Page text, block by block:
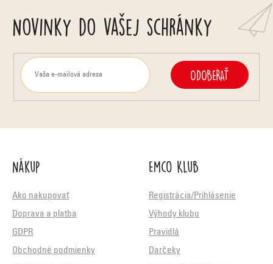
i
s
Novinky do vašej schránky
ODOBERAŤ
Nákup
Ako nakupovať
Doprava a platba
GDPR
Obchodné podmienky
Emco Klub
Registrácia/Prihlásenie
Výhody klubu
Pravidlá
Darčeky